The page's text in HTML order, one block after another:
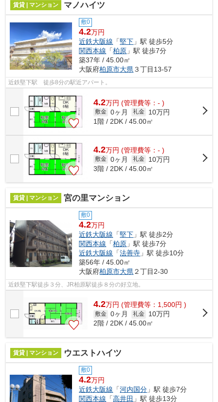
賃貸 | マンション マノハイツ
敷0
4.2万円
近鉄大阪線 「堅下 」駅 徒歩5分
関西本線 「柏原 」駅 徒歩7分
築37年 / 45.00㎡
大阪府柏原市大県 ３丁目13-57
近鉄堅下駅 徒歩8分の駅近アパート。
4.2万円 (管理費等：- )
敷金 0ヶ月 礼金
10万円
1階 / 2DK / 45.00㎡
4.2万円 (管理費等：- )
敷金 0ヶ月 礼金
10万円
3階 / 2DK / 45.00㎡
賃貸 | マンション 宮の里マンション
敷0
4.2万円
近鉄大阪線 「堅下 」駅 徒歩2分
関西本線 「柏原 」駅 徒歩7分
近鉄大阪線 「法善寺 」駅 徒歩10分
築56年 / 45.00㎡
大阪府柏原市大県 ２丁目2-30
近鉄堅下駅徒歩３分、JR柏原駅徒歩８分の好立地。
4.2万円 (管理費等：1,500円 )
敷金 0ヶ月 礼金
10万円
2階 / 2DK / 45.00㎡
賃貸 | マンション ウエストハイツ
敷0
4.2万円
近鉄大阪線 「河内国分 」駅 徒歩7分
関西本線 「高井田 」駅 徒歩13分